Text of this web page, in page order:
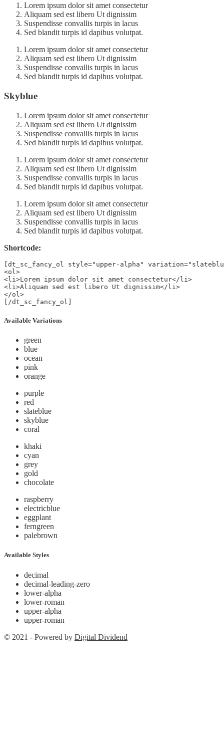
Lorem ipsum dolor sit amet consectetur
Aliquam sed est libero Ut dignissim
Suspendisse convallis turpis in lacus
Sed blandit turpis id dapibus volutpat.
Lorem ipsum dolor sit amet consectetur
Aliquam sed est libero Ut dignissim
Suspendisse convallis turpis in lacus
Sed blandit turpis id dapibus volutpat.
Skyblue
Lorem ipsum dolor sit amet consectetur
Aliquam sed est libero Ut dignissim
Suspendisse convallis turpis in lacus
Sed blandit turpis id dapibus volutpat.
Lorem ipsum dolor sit amet consectetur
Aliquam sed est libero Ut dignissim
Suspendisse convallis turpis in lacus
Sed blandit turpis id dapibus volutpat.
Lorem ipsum dolor sit amet consectetur
Aliquam sed est libero Ut dignissim
Suspendisse convallis turpis in lacus
Sed blandit turpis id dapibus volutpat.
Shortcode:
[dt_sc_fancy_ol style="upper-alpha"
<ol>
<li>Lorem ipsum dolor sit amet consectetur</li>
<li>Aliquam sed est libero Ut dignissim</li>
</ol>
Available Variations
green
blue
ocean
pink
orange
purple
red
slateblue
skyblue
coral
khaki
cyan
grey
gold
chocolate
raspberry
electricblue
eggplant
ferngreen
palebrown
Available Styles
decimal
decimal-leading-zero
lower-alpha
lower-roman
upper-alpha
upper-roman
© 2021 - Powered by Digital Dividend